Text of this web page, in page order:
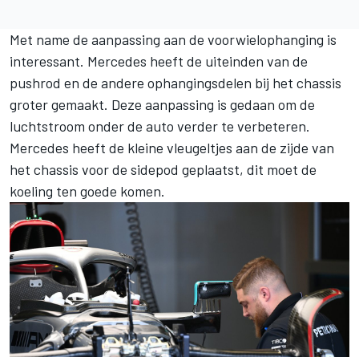
Met name de aanpassing aan de voorwielophanging is
interessant. Mercedes heeft de uiteinden van de
pushrod en de andere ophangingsdelen bij het chassis
groter gemaakt. Deze aanpassing is gedaan om de
luchtstroom onder de auto verder te verbeteren.
Mercedes heeft de kleine vleugeltjes aan de zijde van
het chassis voor de sidepod geplaatst, dit moet de
koeling ten goede komen.